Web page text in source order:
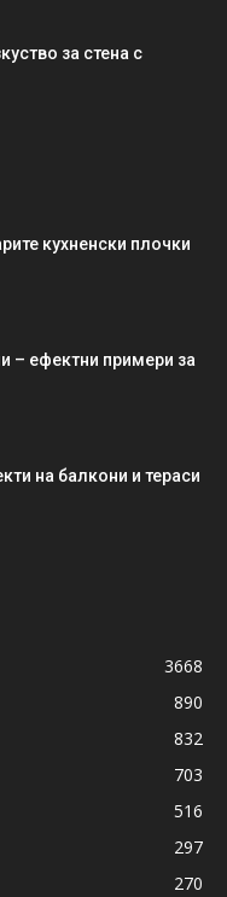
за стена с
кухненски плочки
– ефектни примери за
на балкони и тераси
3668
890
832
703
516
297
270